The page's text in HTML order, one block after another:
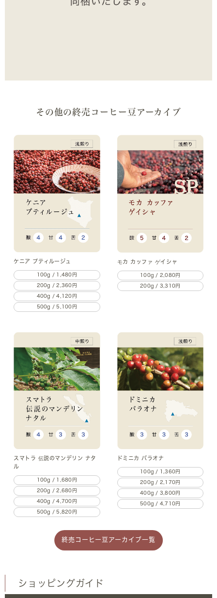
その他の終売コーヒー豆アーカイブ
ケニア プティルージュ
100g / 1,480円
200g / 2,360円
400g / 4,120円
500g / 5,100円
モカ カッファ ゲイシャ
100g / 2,080円
200g / 3,310円
スマトラ 伝説のマンデリン ナタ
ル
100g / 1,680円
200g / 2,680円
400g / 4,700円
500g / 5,820円
ドミニカ バラオナ
100g / 1,360円
200g / 2,170円
400g / 3,800円
500g / 4,710円
終売コーヒー豆アーカイブ一覧
ショッピングガイド